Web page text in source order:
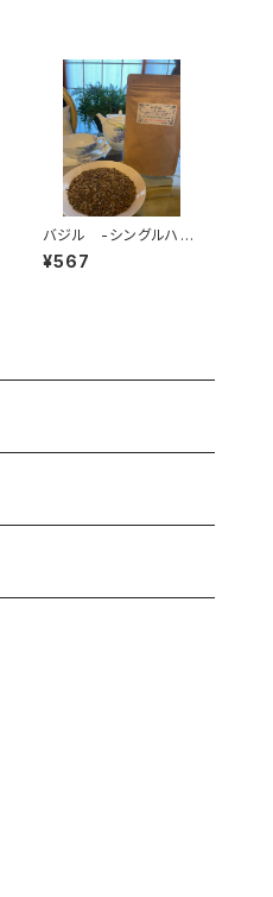
バジル -シングルハー
ブ-
¥567